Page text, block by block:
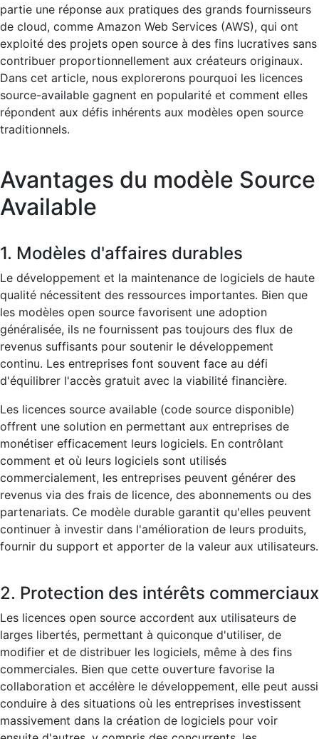
partie une réponse aux pratiques des grands fournisseurs
de cloud, comme Amazon Web Services (AWS), qui ont
exploité des projets open source à des fins lucratives sans
contribuer proportionnellement aux créateurs originaux.
Dans cet article, nous explorerons pourquoi les licences
source-available gagnent en popularité et comment elles
répondent aux défis inhérents aux modèles open source
traditionnels.
Avantages du modèle Source
Available
1. Modèles d'affaires durables
Le développement et la maintenance de logiciels de haute
qualité nécessitent des ressources importantes. Bien que
les modèles open source favorisent une adoption
généralisée, ils ne fournissent pas toujours des flux de
revenus suffisants pour soutenir le développement
continu. Les entreprises font souvent face au défi
d'équilibrer l'accès gratuit avec la viabilité financière.
Les licences source available (code source disponible)
offrent une solution en permettant aux entreprises de
monétiser efficacement leurs logiciels. En contrôlant
comment et où leurs logiciels sont utilisés
commercialement, les entreprises peuvent générer des
revenus via des frais de licence, des abonnements ou des
partenariats. Ce modèle durable garantit qu'elles peuvent
continuer à investir dans l'amélioration de leurs produits,
fournir du support et apporter de la valeur aux utilisateurs.
2. Protection des intérêts commerciaux
Les licences open source accordent aux utilisateurs de
larges libertés, permettant à quiconque d'utiliser, de
modifier et de distribuer les logiciels, même à des fins
commerciales. Bien que cette ouverture favorise la
collaboration et accélère le développement, elle peut aussi
conduire à des situations où les entreprises investissent
massivement dans la création de logiciels pour voir